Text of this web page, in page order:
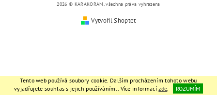
2026 © KARAKORAM, všechna práva vyhrazena
Vytvořil Shoptet
Tento web používá soubory cookie. Dalším procházením tohoto webu
vyjadřujete souhlas s jejich používáním.. Více informacízde. ROZUMÍM